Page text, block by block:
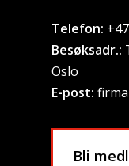
Telefon:
Besøksadr.:
Oslo
E-post:
Bli